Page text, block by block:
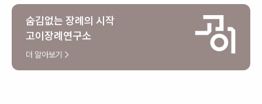
숨김없는 장례의 시작
고이장례연구소
더 알아보기